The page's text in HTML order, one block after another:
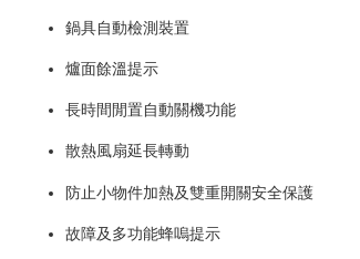
鍋具自動檢測裝置
爐面餘溫提示
長時間閒置自動關機功能
散熱風扇延長轉動
防止小物件加熱及雙重開關安全保護
故障及多功能蜂嗚提示